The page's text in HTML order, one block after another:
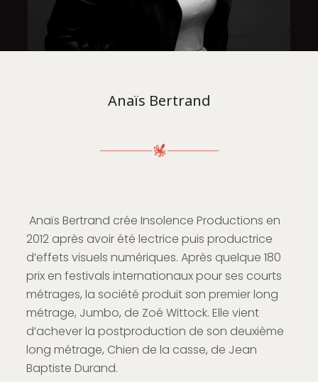
Anaïs Bertrand
Anaïs Bertrand crée Insolence Productions en
2012 après avoir été lectrice puis productrice
d’effets visuels numériques. Après quelque 180
prix en festivals internationaux pour ses courts
métrages, la société produit son premier long
métrage, Jumbo, de Zoé Wittock. Elle vient
d’achever la postproduction de son deuxième
long métrage, Chien de la casse, de Jean
Baptiste Durand.